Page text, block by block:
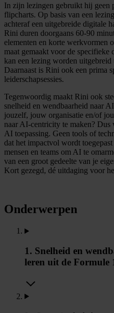
In zijn lezingen gebruikt hij geen
flipcharts. Op basis van een
achteraf een uitgebreide digitale
Rini duren doorgaans 60-90
elementen en korte werkvormen
maat gemaakt voor de specifieke
kan een lezing worden
Daarnaast is Rini ook een prima
leiderschapsessies.
Tegenwoordig maakt Rini ook
snelheid en wendbaarheid naar
jouzelf, jouw organisatie en/of
naar AI-centricity te maken? Dus
AI toepassing. Geen tools of
dat het impactvol wordt
mensen en teams om AI te
van een groot gedeelte van je
Kort gezegd, dé uitdaging voor
Onderwerpen
1. Snelheid en
leren uit de Formule